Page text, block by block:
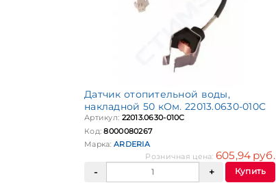
Датчик отопительной воды,
накладной 50 кОм. 22013.0630-010С
Артикул: 22013.0630-010С
Код:8000080267
Марка: ARDERIA
Розничная цена: 605,94 руб.
Купить